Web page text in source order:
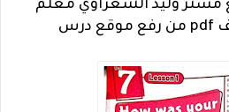
مستر وليد الشعراوي معلم
اللغه الانجليزيه والملف pdf من رفع موقع درس